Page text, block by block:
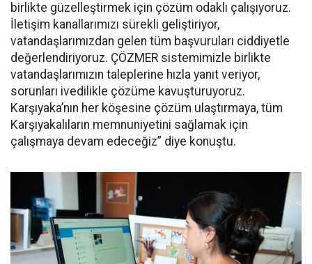
birlikte güzelleştirmek için çözüm odaklı çalışıyoruz.
İletişim kanallarımızı sürekli geliştiriyor,
vatandaşlarımızdan gelen tüm başvuruları ciddiyetle
değerlendiriyoruz. ÇÖZMER sistemimizle birlikte
vatandaşlarımızın taleplerine hızla yanıt veriyor,
sorunları ivedilikle çözüme kavuşturuyoruz.
Karşıyaka’nın her köşesine çözüm ulaştırmaya, tüm
Karşıyakalıların memnuniyetini sağlamak için
çalışmaya devam edeceğiz” diye konuştu.